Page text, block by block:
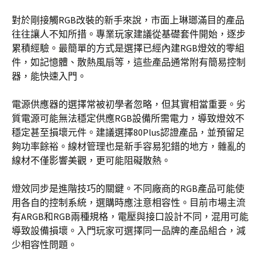
對於剛接觸RGB改裝的新手來說，市面上琳瑯滿目的產品
往往讓人不知所措。專業玩家建議從基礎套件開始，逐步
累積經驗。最簡單的方式是選擇已經內建RGB燈效的零組
件，如記憶體、散熱風扇等，這些產品通常附有簡易控制
器，能快速入門。
電源供應器的選擇常被初學者忽略，但其實相當重要。劣
質電源可能無法穩定供應RGB設備所需電力，導致燈效不
穩定甚至損壞元件。建議選擇80Plus認證產品，並預留足
夠功率餘裕。線材管理也是新手容易犯錯的地方，雜亂的
線材不僅影響美觀，更可能阻礙散熱。
燈效同步是進階技巧的關鍵。不同廠商的RGB產品可能使
用各自的控制系統，選購時應注意相容性。目前市場主流
有ARGB和RGB兩種規格，電壓與接口設計不同，混用可能
導致設備損壞。入門玩家可選擇同一品牌的產品組合，減
少相容性問題。